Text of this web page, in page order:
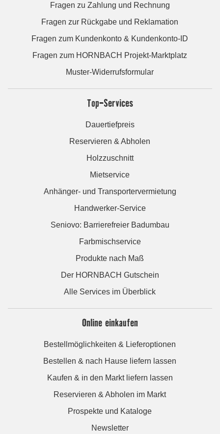
Fragen zu Zahlung und Rechnung
Fragen zur Rückgabe und Reklamation
Fragen zum Kundenkonto & Kundenkonto-ID
Fragen zum HORNBACH Projekt-Marktplatz
Muster-Widerrufsformular
Top-Services
Dauertiefpreis
Reservieren & Abholen
Holzzuschnitt
Mietservice
Anhänger- und Transportervermietung
Handwerker-Service
Seniovo: Barrierefreier Badumbau
Farbmischservice
Produkte nach Maß
Der HORNBACH Gutschein
Alle Services im Überblick
Online einkaufen
Bestellmöglichkeiten & Lieferoptionen
Bestellen & nach Hause liefern lassen
Kaufen & in den Markt liefern lassen
Reservieren & Abholen im Markt
Prospekte und Kataloge
Newsletter